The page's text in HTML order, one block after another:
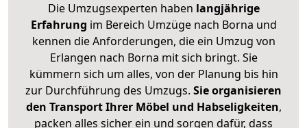
Die Umzugsexperten haben langjährige
Erfahrung im Bereich Umzüge nach Borna und
kennen die Anforderungen, die ein Umzug von
Erlangen nach Borna mit sich bringt. Sie
kümmern sich um alles, von der Planung bis hin
zur Durchführung des Umzugs. Sie organisieren
den Transport Ihrer Möbel und Habseligkeiten,
packen alles sicher ein und sorgen dafür, dass